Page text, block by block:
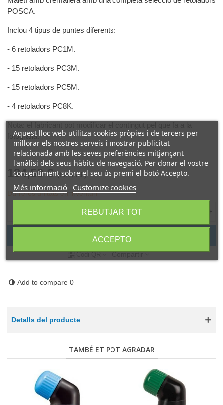
POSCA.
Inclou 4 tipus de puntes diferents:
- 6 retoladors PC1M.
- 15 retoladors PC3M.
- 15 retoladors PC5M.
- 4 retoladors PC8K.
fotografia.
134,50 € (IVA incl.)
Darreres unitats en inventari
- +
Afegir a la cistella
Codi QR Compartir
Add to compare 0
Detalls del producte
TAMBÉ ET POT AGRADAR
Aquest lloc web utilitza cookies pròpies i de tercers per
millorar els nostres serveis i mostrar publicitat
relacionada amb les seves preferències mitjançant
l'anàlisi dels seus hàbits de navegació. Per donar el vostre
consentiment sobre el seu ús premi el botó Accepto.
Més informació Customize cookies
REBUTJAR TOT
ACCEPTO